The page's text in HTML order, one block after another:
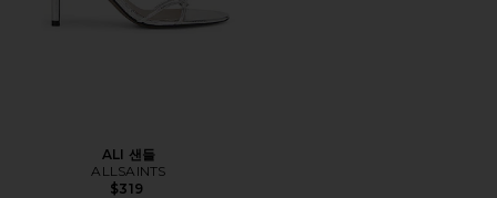
ALI 샌들
ALLSAINTS
$319